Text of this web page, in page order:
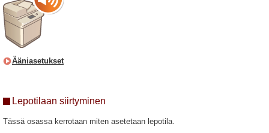
Ääniasetukset
Lepotilaan siirtyminen
Tässä osassa kerrotaan miten asetetaan lepotila.